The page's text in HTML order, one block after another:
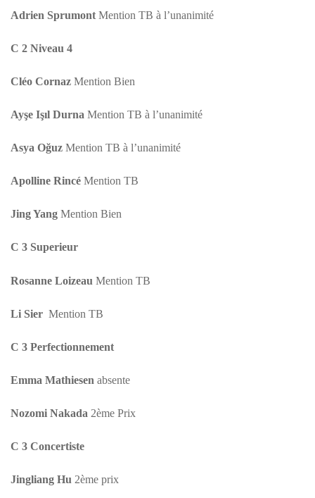
Adrien Sprumont Mention TB à l’unanimité
C 2 Niveau 4
Cléo Cornaz Mention Bien
Ayşe Işıl Durna Mention TB à l’unanimité
Asya Oğuz Mention TB à l’unanimité
Apolline Rincé Mention TB
Jing Yang Mention Bien
C 3 Superieur
Rosanne Loizeau Mention TB
Li Sier Mention TB
C 3 Perfectionnement
Emma Mathiesen absente
Nozomi Nakada 2ème Prix
C 3 Concertiste
Jingliang Hu 2ème prix